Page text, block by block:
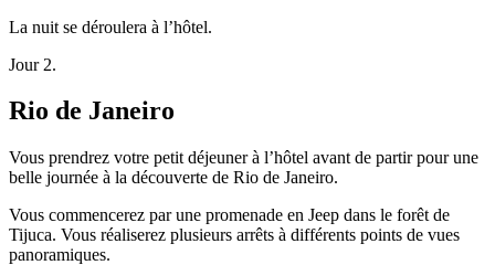
La nuit se déroulera à l’hôtel.
Jour 2.
Rio de Janeiro
Vous prendrez votre petit déjeuner à l’hôtel avant de partir pour une
belle journée à la découverte de Rio de Janeiro.
Vous commencerez par une promenade en Jeep dans le forêt de
Tijuca. Vous réaliserez plusieurs arrêts à différents points de vues
panoramiques.